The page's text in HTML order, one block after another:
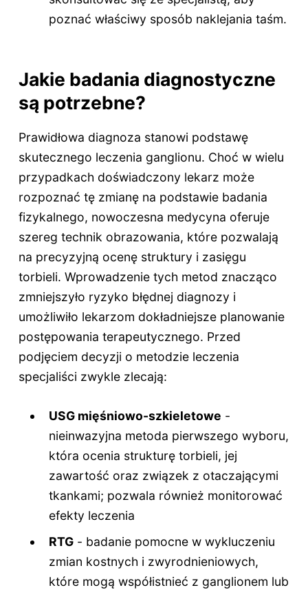
poznać właściwy sposób naklejania taśm.
Jakie badania diagnostyczne
są potrzebne?
Prawidłowa diagnoza stanowi podstawę
skutecznego leczenia ganglionu. Choć w wielu
przypadkach doświadczony lekarz może
rozpoznać tę zmianę na podstawie badania
fizykalnego, nowoczesna medycyna oferuje
szereg technik obrazowania, które pozwalają
na precyzyjną ocenę struktury i zasięgu
torbieli. Wprowadzenie tych metod znacząco
zmniejszyło ryzyko błędnej diagnozy i
umożliwiło lekarzom dokładniejsze planowanie
postępowania terapeutycznego. Przed
podjęciem decyzji o metodzie leczenia
specjaliści zwykle zlecają:
USG mięśniowo-szkieletowe -
nieinwazyjna metoda pierwszego wyboru,
która ocenia strukturę torbieli, jej
zawartość oraz związek z otaczającymi
tkankami; pozwala również monitorować
efekty leczenia
RTG - badanie pomocne w wykluczeniu
zmian kostnych i zwyrodnieniowych,
które mogą współistnieć z ganglionem lub